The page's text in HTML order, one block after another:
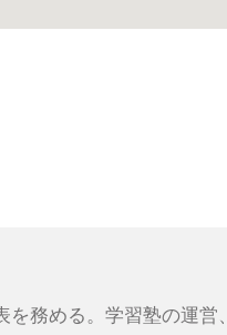
務める。学習塾の運営、